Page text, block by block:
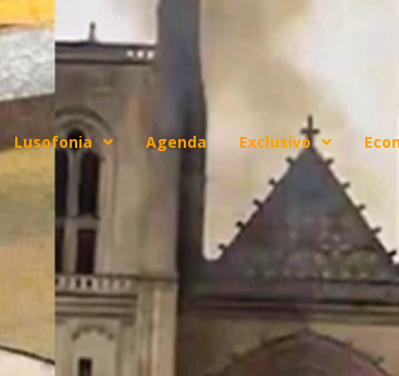
Lusofonia Agenda Exclusivo